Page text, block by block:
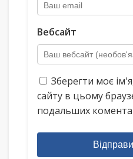
Вебсайт
Зберегти моє
сайту в цьому
подальших